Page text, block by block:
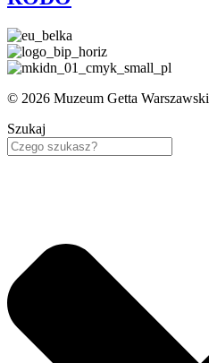
© 2026 Muzeum Getta
Szukaj